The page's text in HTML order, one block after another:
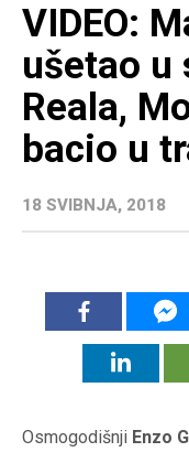
VIDEO:
ušetao u
Reala,
bacio u
18 SVIBNJA, 2018
Osmogodišnji Enzo